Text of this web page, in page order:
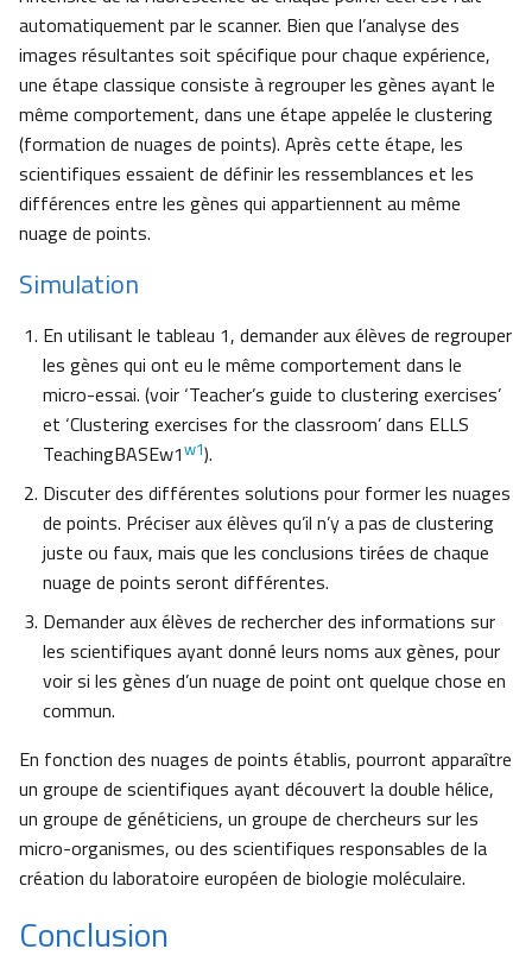
automatiquement par le scanner. Bien que l’analyse des
images résultantes soit spécifique pour chaque expérience,
une étape classique consiste à regrouper les gènes ayant le
même comportement, dans une étape appelée le clustering
(formation de nuages de points). Après cette étape, les
scientifiques essaient de définir les ressemblances et les
différences entre les gènes qui appartiennent au même
nuage de points.
Simulation
En utilisant le tableau 1, demander aux élèves de regrouper
les gènes qui ont eu le même comportement dans le
micro-essai. (voir ‘Teacher’s guide to clustering exercises’
et ‘Clustering exercises for the classroom’ dans ELLS
TeachingBASEw1w1).
Discuter des différentes solutions pour former les nuages
de points. Préciser aux élèves qu’il n’y a pas de clustering
juste ou faux, mais que les conclusions tirées de chaque
nuage de points seront différentes.
Demander aux élèves de rechercher des informations sur
les scientifiques ayant donné leurs noms aux gènes, pour
voir si les gènes d’un nuage de point ont quelque chose en
commun.
En fonction des nuages de points établis, pourront apparaître
un groupe de scientifiques ayant découvert la double hélice,
un groupe de généticiens, un groupe de chercheurs sur les
micro-organismes, ou des scientifiques responsables de la
création du laboratoire européen de biologie moléculaire.
Conclusion